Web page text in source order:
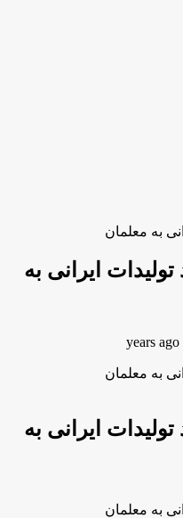
به معلمان
ایرانی به
به معلمان
ایرانی به
به معلمان